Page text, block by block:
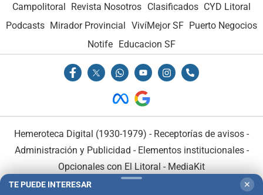
Campolitoral Revista Nosotros Clasificados CYD Litoral
Podcasts Mirador Provincial VivíMejor SF Puerto Negocios
Notife Educacion SF
Hemeroteca Digital (1930-1979) - Receptorías de avisos -
Administración y Publicidad - Elementos institucionales-
Opcionales con El Litoral - MediaKit
TE PUEDE INTERESAR ✕